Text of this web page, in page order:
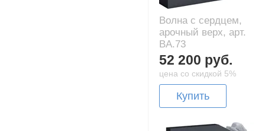
Волна с сердцем,
арочный верх, арт.
BA.73
52 200 руб.
цена со скидкой 5%
Купить